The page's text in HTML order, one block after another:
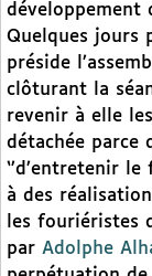
développement
Quelques jours
préside
clôturant la
revenir à elle
détachée parce
‘’d’entretenir
à des
les fouriéristes
par Adolphe